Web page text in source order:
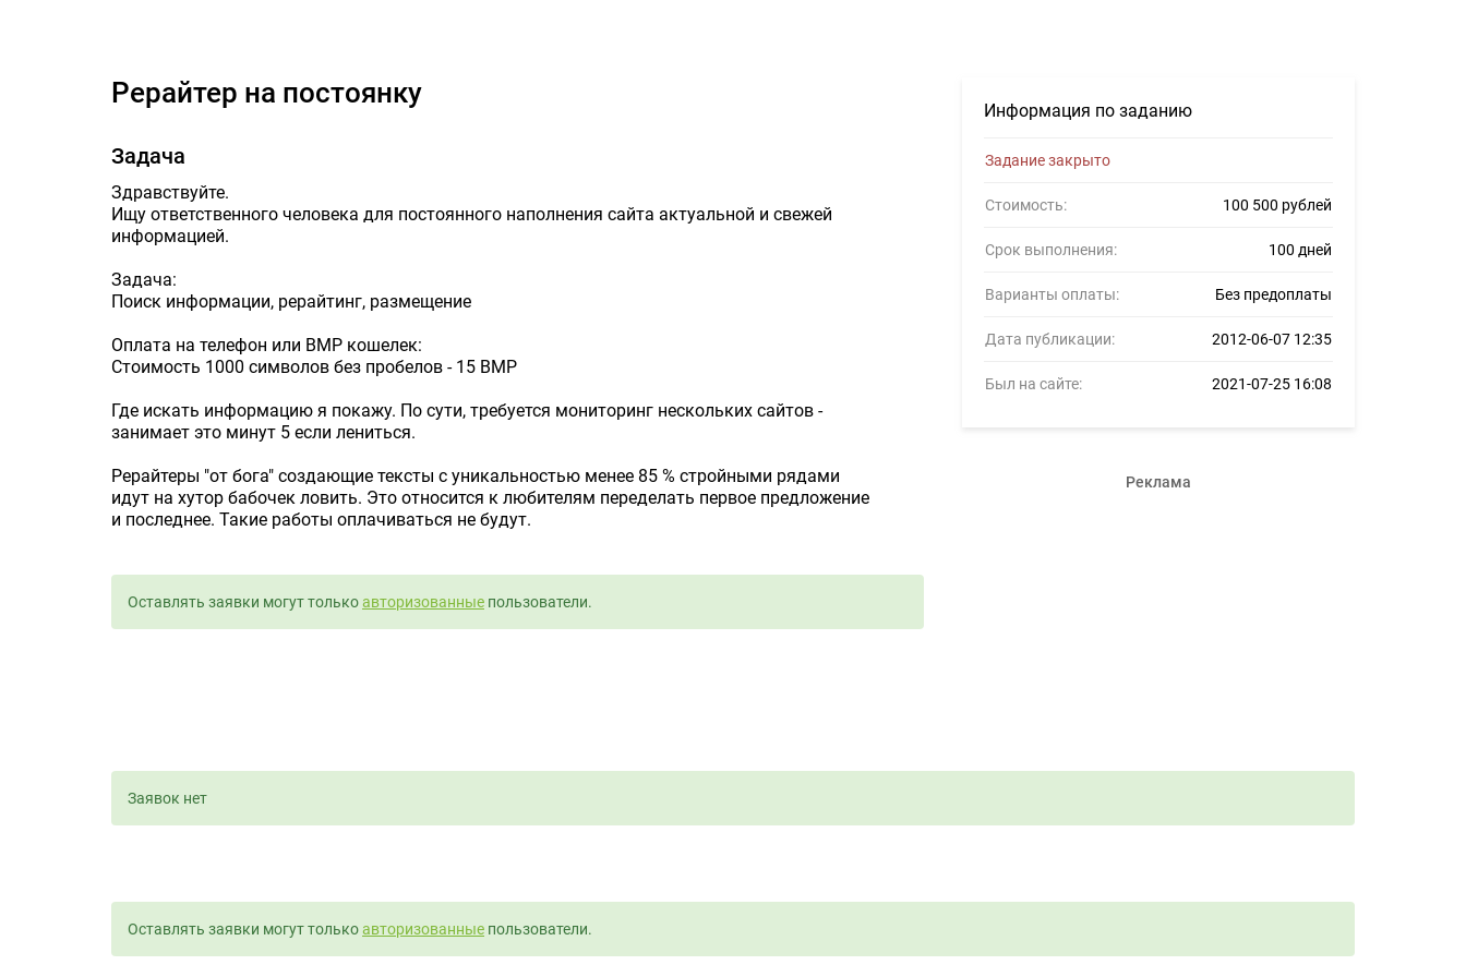
Информация по заданию
Задание закрыто
Стоимость: 100 500 рублей
Срок выполнения: 100 дней
Варианты оплаты: Без предоплаты
Дата публикации: 2012-06-07 12:35
Был на сайте: 2021-07-25 16:08
Реклама
Рерайтер на постоянку
Задача
Здравствуйте.
Ищу ответственного человека для постоянного наполнения сайта актуальной и свежей
информацией.
Задача:
Поиск информации, рерайтинг, размещение
Оплата на телефон или ВМР кошелек:
Стоимость 1000 символов без пробелов - 15 ВМР
Где искать информацию я покажу. По сути, требуется мониторинг нескольких сайтов -
занимает это минут 5 если лениться.
Рерайтеры "от бога" создающие тексты с уникальностью менее 85 % стройными рядами
идут на хутор бабочек ловить. Это относится к любителям переделать первое предложение
и последнее. Такие работы оплачиваться не будут.
Оставлять заявки могут толькоавторизованные пользователи.
Заявок нет
Оставлять заявки могут толькоавторизованные пользователи.